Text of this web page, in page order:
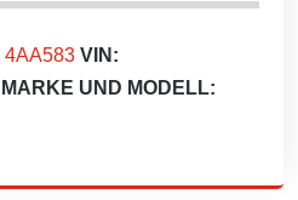
4AA583 VIN:
MARKE UND MODELL: